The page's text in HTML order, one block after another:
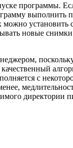
программы.
новые
с
директории